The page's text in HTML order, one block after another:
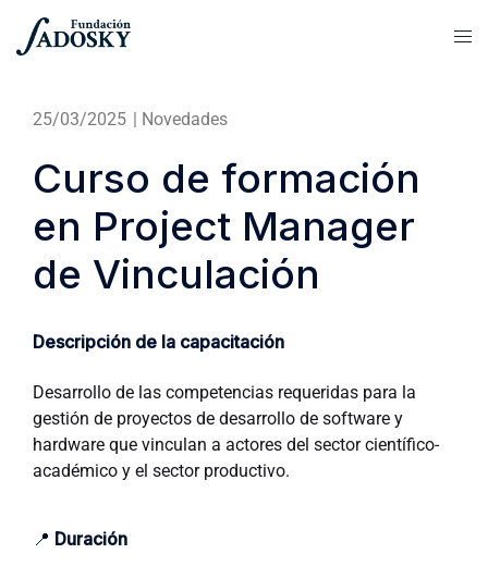
25/03/2025 | Novedades
Curso de formación
en Project Manager
de Vinculación
Descripción de la capacitación
Desarrollo de las competencias requeridas para la
gestión de proyectos de desarrollo de software y
hardware que vinculan a actores del sector científico-
académico y el sector productivo.
📍 Duración